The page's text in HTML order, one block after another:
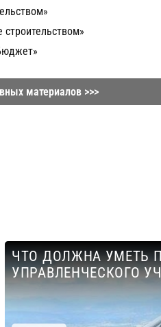
материалов >>>
ЧТО ДОЛЖНА УМЕТЬ
УПРАВЛЕНЧЕСКОГО